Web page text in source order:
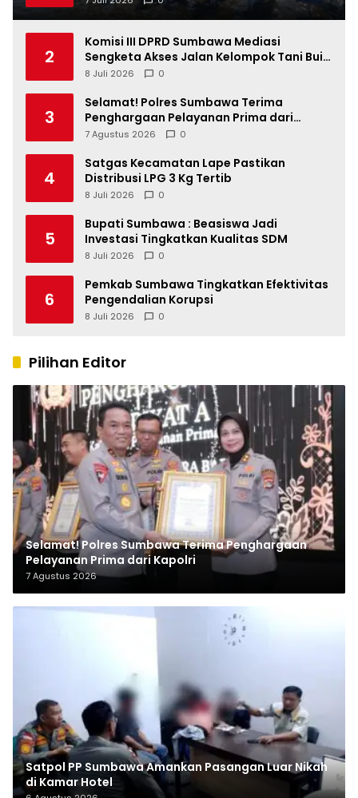
2
Komisi III DPRD Sumbawa Mediasi
Sengketa Akses Jalan Kelompok Tani Buin
Dua
8 Juli 2026 0
3
Selamat! Polres Sumbawa Terima
Penghargaan Pelayanan Prima dari
Kapolri
7 Agustus 2026 0
4
Satgas Kecamatan Lape Pastikan
Distribusi LPG 3 Kg Tertib
8 Juli 2026 0
5
Bupati Sumbawa : Beasiswa Jadi
Investasi Tingkatkan Kualitas SDM
8 Juli 2026 0
6
Pemkab Sumbawa Tingkatkan Efektivitas
Pengendalian Korupsi
8 Juli 2026 0
Pilihan Editor
Selamat! Polres Sumbawa Terima Penghargaan
Pelayanan Prima dari Kapolri
7 Agustus 2026
Satpol PP Sumbawa Amankan Pasangan Luar Nikah
di Kamar Hotel